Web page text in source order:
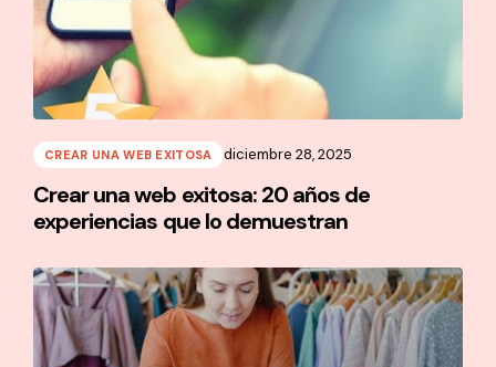
CREAR UNA WEB EXITOSA diciembre 28, 2025
Crear una web exitosa: 20 años de
experiencias que lo demuestran